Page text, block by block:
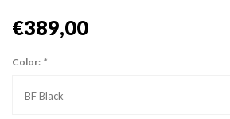
€389,00
Color: *
BF Black